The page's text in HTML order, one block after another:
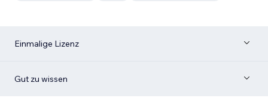
Einmalige Lizenz
Gut zu wissen